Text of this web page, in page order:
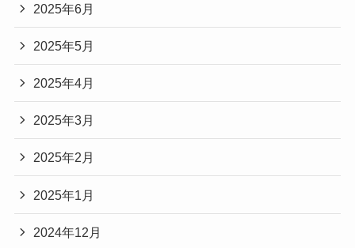
2025年6月
2025年5月
2025年4月
2025年3月
2025年2月
2025年1月
2024年12月